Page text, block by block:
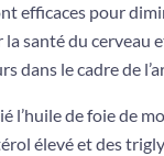
efficaces pour
santé du cerveau
dans le cadre de
l’huile de foie de
élevé et des